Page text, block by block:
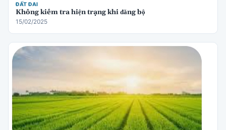
ĐẤT ĐAI
Không kiểm tra hiện trạng khi đăng bộ
15/02/2025